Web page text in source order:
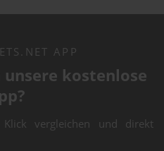
APP
unsere kostenlose
vergleichen und direkt